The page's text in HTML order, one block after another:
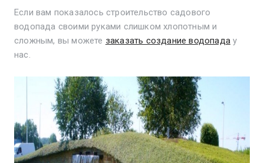
Если вам показалось строительство садового
водопада своими руками слишком хлопотным и
сложным, вы можете заказать создание водопада у
нас.